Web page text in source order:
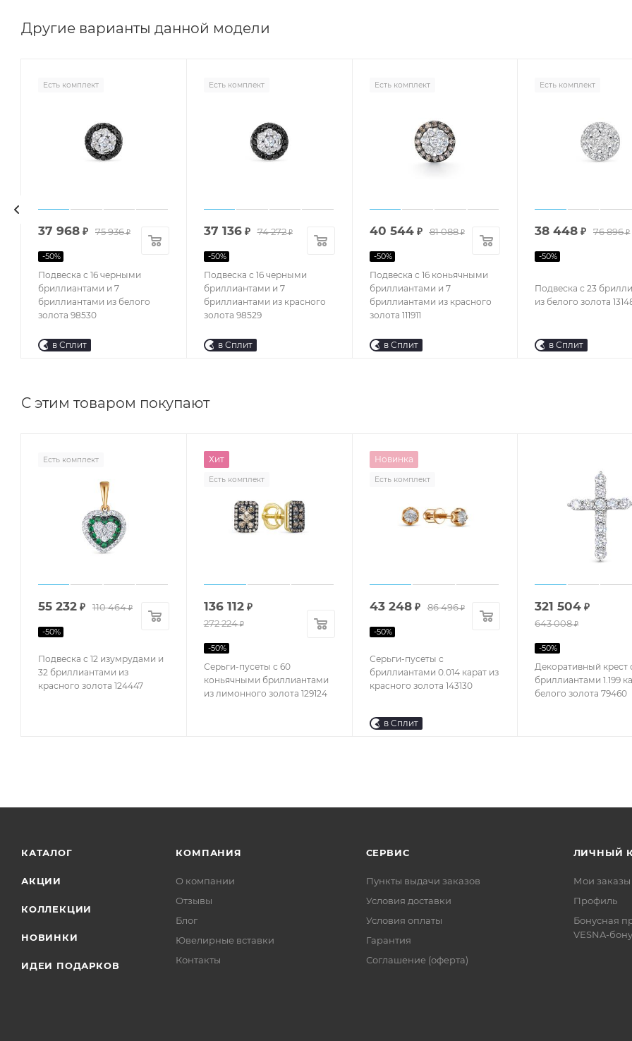
Другие варианты данной модели
Есть комплект
Подвеска с 16 черными
бриллиантами и 7
бриллиантами из белого
золота 98530
37 968 ₽ 75 936₽
-50%
в Сплит
Есть комплект
Подвеска с 16 черными
бриллиантами и 7
бриллиантами из красного
золота 98529
37 136₽ 74 272₽
-50%
в Сплит
Есть комплект
Подвеска с 16 коньячными
бриллиантами и 7
бриллиантами из красного
золота 111911
40 544₽ 81 088₽
-50%
в Сплит
Есть комплект
Подвеска с 23
из белого золота
38 448 ₽ 76 896₽
-50%
в Сплит
С этим товаром покупают
Есть комплект
Подвеска с 12 изумрудами и
32 бриллиантами из
красного золота 124447
55 232 ₽ 110 464₽
-50%
Хит
Есть комплект
Серьги-пусеты с 60
коньячными бриллиантами
из лимонного золота 129124
136 112₽
272 224₽
-50%
Новинка
Есть комплект
Серьги-пусеты с
бриллиантами 0.014 карат из
красного золота 143130
43 248₽ 86 496₽
-50%
в Сплит
Декоративный крест с
бриллиантами 1.199
белого золота 79460
321 504 ₽
643 008₽
-50%
КАТАЛОГ
АКЦИИ
КОЛЛЕКЦИИ
НОВИНКИ
ИДЕИ ПОДАРКОВ
КОМПАНИЯ
О компании
Отзывы
Блог
Ювелирные вставки
Контакты
СЕРВИС
Пункты выдачи заказов
Условия доставки
Условия оплаты
Гарантия
Соглашение (оферта)
ЛИЧНЫЙ
Мои заказы
Профиль
Бонусная
VESNA-